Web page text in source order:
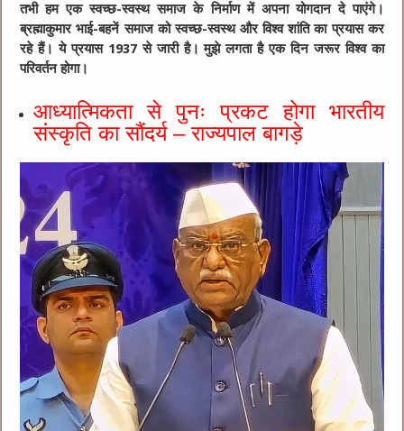
तभी हम एक स्वच्छ-स्वस्थ समाज के निर्माण में अपना योगदान दे पाएंगे।
ब्रह्माकुमार भाई-बहनें समाज को स्वच्छ-स्वस्थ और विश्व शांति का प्रयास कर
रहे हैं। ये प्रयास 1937 से जारी है। मुझे लगता है एक दिन जरूर विश्व का
परिवर्तन होगा।
आध्यात्मिकता से पुनः प्रकट होगा भारतीय
संस्कृति का सौंदर्य – राज्यपाल बागड़े